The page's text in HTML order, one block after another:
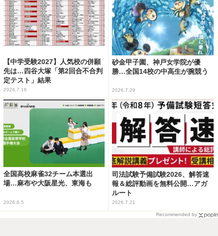
【中学受験2027】人気校の併願
先は…四谷大塚「第2回合不合判
定テスト」結果
2026.7.16
砂金甲子園、神戸女学院が優
勝…全国14校の中高生が腕競う
2026.7.29
全国高校麻雀32チーム本選出
場…麻布や大阪星光、東海も
2026.8.5
司法試験予備試験2026、解答速
報＆総評動画を無料公開…アガ
ルート
2026.7.21
Recommended by